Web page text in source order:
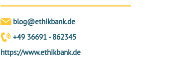
blog@ethikbank.de
+49 36691 - 862345
https://www.ethikbank.de